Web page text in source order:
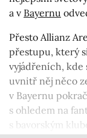
a v Bayernu
Přesto Allianz
přestupu, který
vyjádřeních, kde
uvnitř něj něco
v Bayernu
s ohledem na
s bavorským